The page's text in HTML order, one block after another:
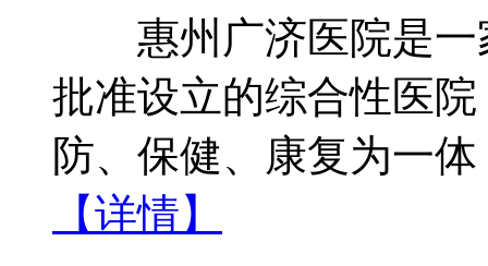
惠州广济医院是一
批准设立的综合性医
防、保健、康复为一
【详情】